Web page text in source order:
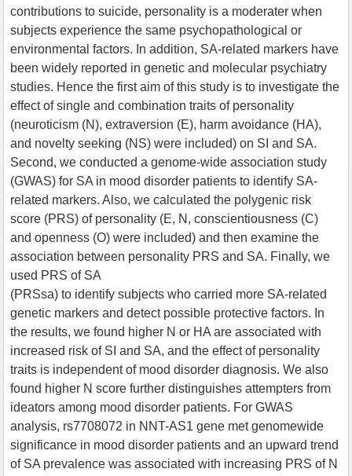
contributions to suicide, personality is a moderater when
subjects experience the same psychopathological or
environmental factors. In addition, SA-related markers have
been widely reported in genetic and molecular psychiatry
studies. Hence the first aim of this study is to investigate the
effect of single and combination traits of personality
(neuroticism (N), extraversion (E), harm avoidance (HA),
and novelty seeking (NS) were included) on SI and SA.
Second, we conducted a genome-wide association study
(GWAS) for SA in mood disorder patients to identify SA-
related markers. Also, we calculated the polygenic risk
score (PRS) of personality (E, N, conscientiousness (C)
and openness (O) were included) and then examine the
association between personality PRS and SA. Finally, we
used PRS of SA
(PRSsa) to identify subjects who carried more SA-related
genetic markers and detect possible protective factors. In
the results, we found higher N or HA are associated with
increased risk of SI and SA, and the effect of personality
traits is independent of mood disorder diagnosis. We also
found higher N score further distinguishes attempters from
ideators among mood disorder patients. For GWAS
analysis, rs7708072 in NNT-AS1 gene met genomewide
significance in mood disorder patients and an upward trend
of SA prevalence was associated with increasing PRS of N